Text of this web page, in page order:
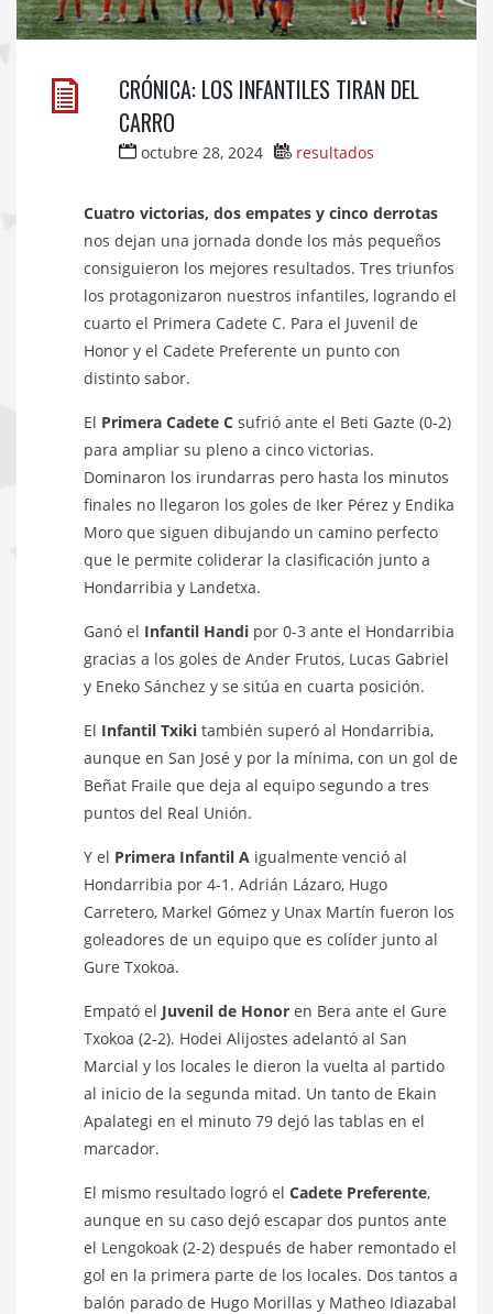
CRÓNICA: LOS INFANTILES TIRAN DEL
CARRO
octubre 28, 2024 resultados
Cuatro victorias, dos empates y cinco derrotas
nos dejan una jornada donde los más pequeños
consiguieron los mejores resultados. Tres triunfos
los protagonizaron nuestros infantiles, logrando el
cuarto el Primera Cadete C. Para el Juvenil de
Honor y el Cadete Preferente un punto con
distinto sabor.
El Primera Cadete C sufrió ante el Beti Gazte (0-2)
para ampliar su pleno a cinco victorias.
Dominaron los irundarras pero hasta los minutos
finales no llegaron los goles de Iker Pérez y Endika
Moro que siguen dibujando un camino perfecto
que le permite coliderar la clasificación junto a
Hondarribia y Landetxa.
Ganó el Infantil Handi por 0-3 ante el Hondarribia
gracias a los goles de Ander Frutos, Lucas Gabriel
y Eneko Sánchez y se sitúa en cuarta posición.
El Infantil Txiki también superó al Hondarribia,
aunque en San José y por la mínima, con un gol de
Beñat Fraile que deja al equipo segundo a tres
puntos del Real Unión.
Y el Primera Infantil A igualmente venció al
Hondarribia por 4-1. Adrián Lázaro, Hugo
Carretero, Markel Gómez y Unax Martín fueron los
goleadores de un equipo que es colíder junto al
Gure Txokoa.
Empató el Juvenil de Honor en Bera ante el Gure
Txokoa (2-2). Hodei Alijostes adelantó al San
Marcial y los locales le dieron la vuelta al partido
al inicio de la segunda mitad. Un tanto de Ekain
Apalategi en el minuto 79 dejó las tablas en el
marcador.
El mismo resultado logró el Cadete Preferente,
aunque en su caso dejó escapar dos puntos ante
el Lengokoak (2-2) después de haber remontado el
gol en la primera parte de los locales. Dos tantos a
balón parado de Hugo Morillas y Matheo Idiazabal